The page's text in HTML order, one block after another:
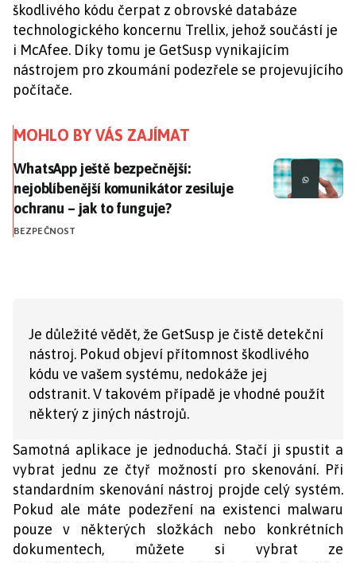
škodlivého kódu čerpat z obrovské databáze
technologického koncernu Trellix, jehož součástí je
i McAfee. Díky tomu je GetSusp vynikajícím
nástrojem pro zkoumání podezřele se projevujícího
počítače.
MOHLO BY VÁS ZAJÍMAT
WhatsApp ještě bezpečnější: nejoblíbenější
WhatsApp ještě bezpečnější:
nejoblíbenější komunikátor zesiluje
ochranu – jak to funguje?
BEZPEČNOST
Je důležité vědět, že GetSusp je čistě detekční
nástroj. Pokud objeví přítomnost škodlivého
kódu ve vašem systému, nedokáže jej
odstranit. V takovém případě je vhodné použít
některý z jiných nástrojů.
Samotná aplikace je jednoduchá. Stačí ji spustit a
vybrat jednu ze čtyř možností pro skenování. Při
standardním skenování nástroj projde celý systém.
Pokud ale máte podezření na existenci malwaru
pouze v některých složkách nebo konkrétních
dokumentech, můžete si vybrat ze